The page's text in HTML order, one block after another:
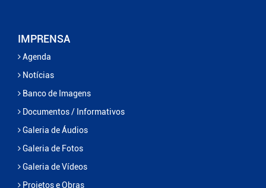
IMPRENSA
Agenda
Notícias
Banco de Imagens
Documentos / Informativos
Galeria de Áudios
Galeria de Fotos
Galeria de Vídeos
Projetos e Obras